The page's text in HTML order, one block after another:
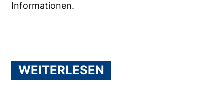
Informationen.
WEITERLESEN